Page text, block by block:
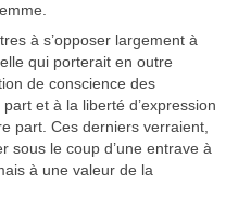
à s’opposer largement à
qui porterait en outre
de conscience des
part et à la liberté d’expression
part. Ces derniers verraient,
sous le coup d’une entrave à
à une valeur de la